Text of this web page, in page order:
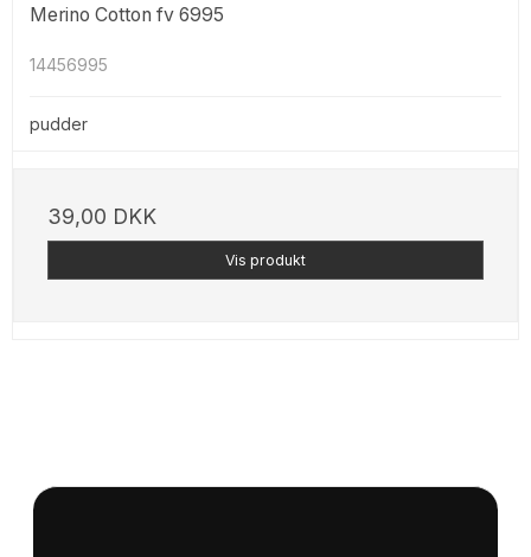
Merino Cotton fv 6995
14456995
pudder
39,00 DKK
Vis produkt